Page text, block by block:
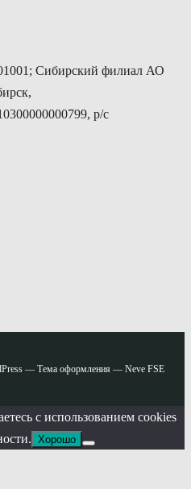
Сибирский филиал АО
р/с
— Тема оформления — Neve FSE
с использованием cookies
Хорошо